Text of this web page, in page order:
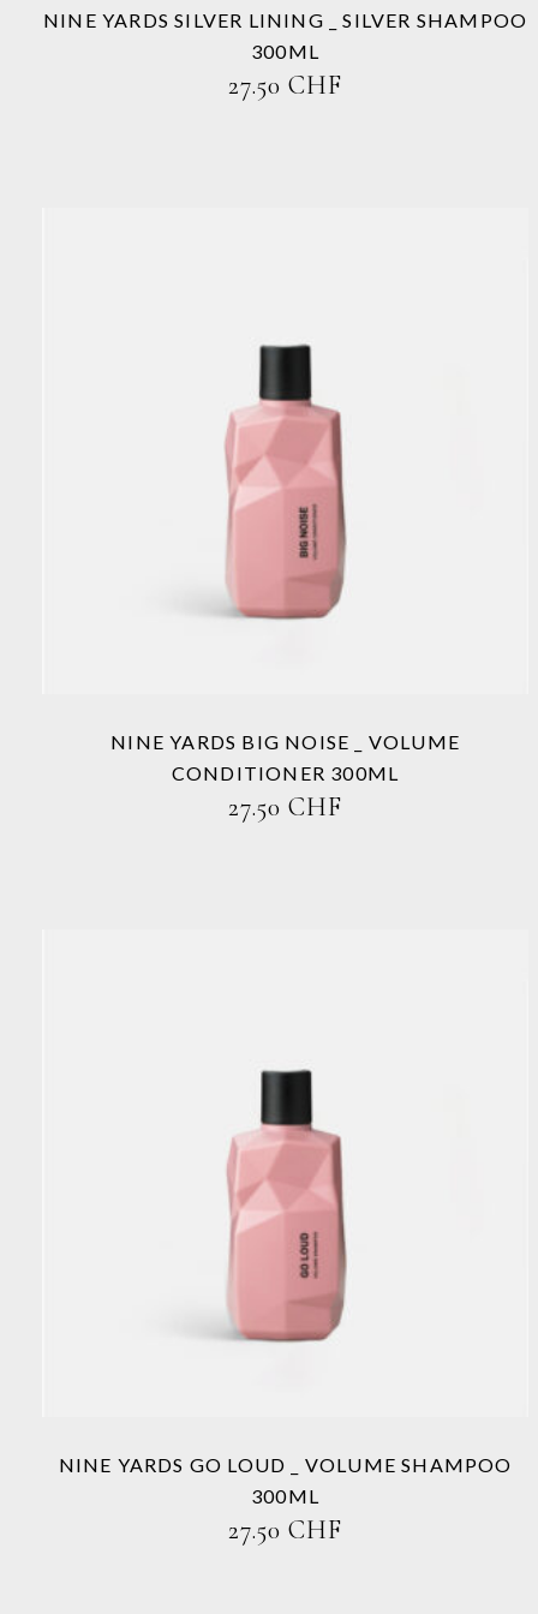
Produktseite
gewählt
werden
NINE YARDS SILVER LINING _ SILVER SHAMPOO
300ML
27.50CHF
Dieses
Produkt
weist
mehrere
Varianten
auf.
Die
Produktseite
gewählt
werden
NINE YARDS BIG NOISE _ VOLUME
CONDITIONER 300ML
27.50CHF
Dieses
Produkt
weist
mehrere
Varianten
auf.
Die
Produktseite
gewählt
werden
NINE YARDS GO LOUD _ VOLUME SHAMPOO
300ML
27.50CHF